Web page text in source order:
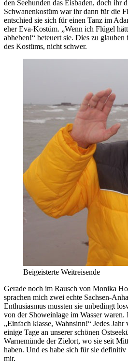
den Seehunden das Eisbaden, doch ihr
Schwanenkostüm war ihr dann für die
entschied sie sich für einen Tanz im
eher Eva-Kostüm. „Wenn ich Flügel
abheben!“ beteuert sie. Dies zu
des Kostüms, nicht schwer.
Beigeisterte Weitreisende
Gerade noch im Rausch von Monika
sprachen mich zwei echte Sachsen-
Enthusiasmus mussten sie unbedingt
von der Showeinlage im Wasser
„Einfach klasse, Wahnsinn!“ Jedes
einige Tage an unserer schönen
Warnemünde der Zielort, wo sie seit
haben. Und es habe sich für sie
mir.